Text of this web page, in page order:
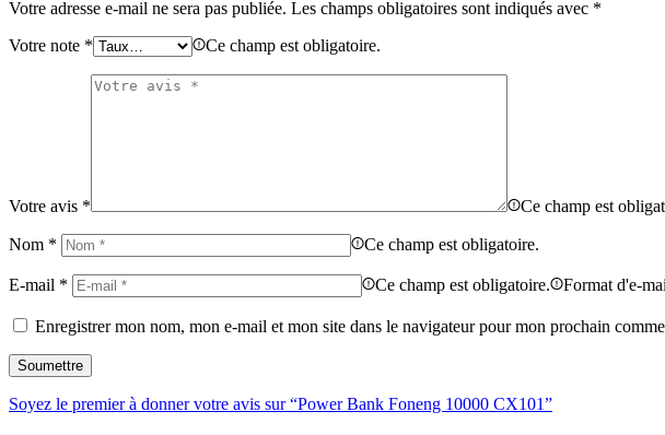
Votre adresse e-mail ne sera pas publiée. Les champs obligatoires sont indiqués avec *
Votre note * Ce champ est obligatoire.
Votre avis * Ce champ est
Nom * Ce champ est obligatoire.
E-mail * Ce champ est obligatoire. Format d'e-
Enregistrer mon nom, mon e-mail et mon site dans le navigateur pour mon prochain
Soyez le premier à donner votre avis sur “Power Bank Foneng 10000 CX101”